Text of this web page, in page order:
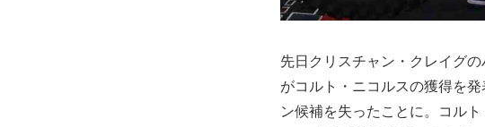
先日クリスチャン・クレイグ
がコルト・ニコルスの獲得を
ン候補を失ったことに。コル